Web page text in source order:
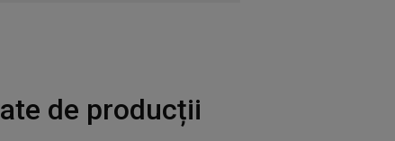
de producții